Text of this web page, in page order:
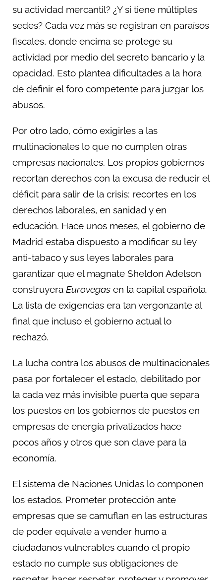
su actividad mercantil? ¿Y si tiene múltiples
sedes? Cada vez más se registran en paraísos
fiscales, donde encima se protege su
actividad por medio del secreto bancario y la
opacidad. Esto plantea dificultades a la hora
de definir el foro competente para juzgar los
abusos.
Por otro lado, cómo exigirles a las
multinacionales lo que no cumplen otras
empresas nacionales. Los propios gobiernos
recortan derechos con la excusa de reducir el
déficit para salir de la crisis: recortes en los
derechos laborales, en sanidad y en
educación. Hace unos meses, el gobierno de
Madrid estaba dispuesto a modificar su ley
anti-tabaco y sus leyes laborales para
garantizar que el magnate Sheldon Adelson
construyera Eurovegas en la capital española.
La lista de exigencias era tan vergonzante al
final que incluso el gobierno actual lo
rechazó.
La lucha contra los abusos de multinacionales
pasa por fortalecer el estado, debilitado por
la cada vez más invisible puerta que separa
los puestos en los gobiernos de puestos en
empresas de energía privatizados hace
pocos años y otros que son clave para la
economía.
El sistema de Naciones Unidas lo componen
los estados. Prometer protección ante
empresas que se camuflan en las estructuras
de poder equivale a vender humo a
ciudadanos vulnerables cuando el propio
estado no cumple sus obligaciones de